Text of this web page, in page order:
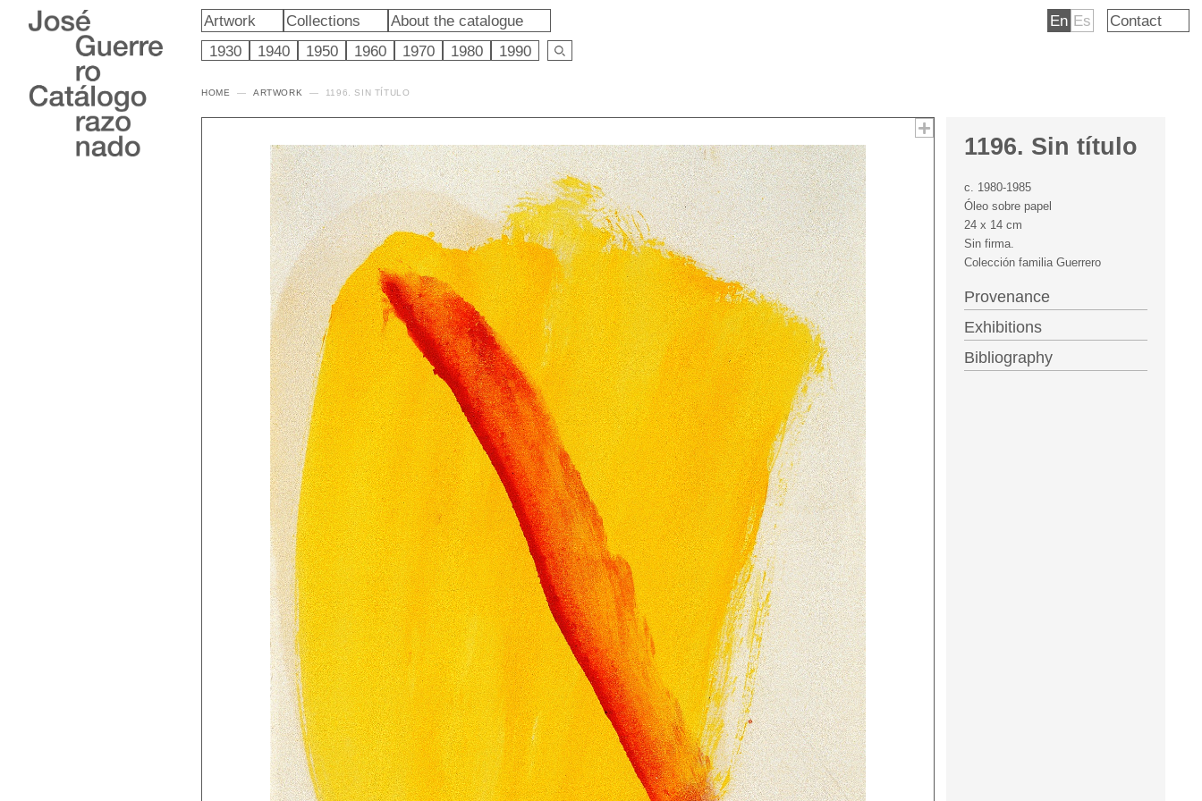
Artwork Collections
About the catalogue
1930
1940 1950 1960 1970 1980 1990
En Es Contact
HOME ARTWORK 1196. SIN TÍTULO
1196. Sin título
c. 1980-1985
Óleo sobre papel
24 x 14 cm
Sin firma.
Colección familia Guerrero
Provenance
Exhibitions
Bibliography